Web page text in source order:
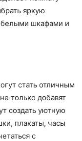
яркую
белыми шкафами и
стать отличным
только добавят
создать уютную
плакаты, часы
с